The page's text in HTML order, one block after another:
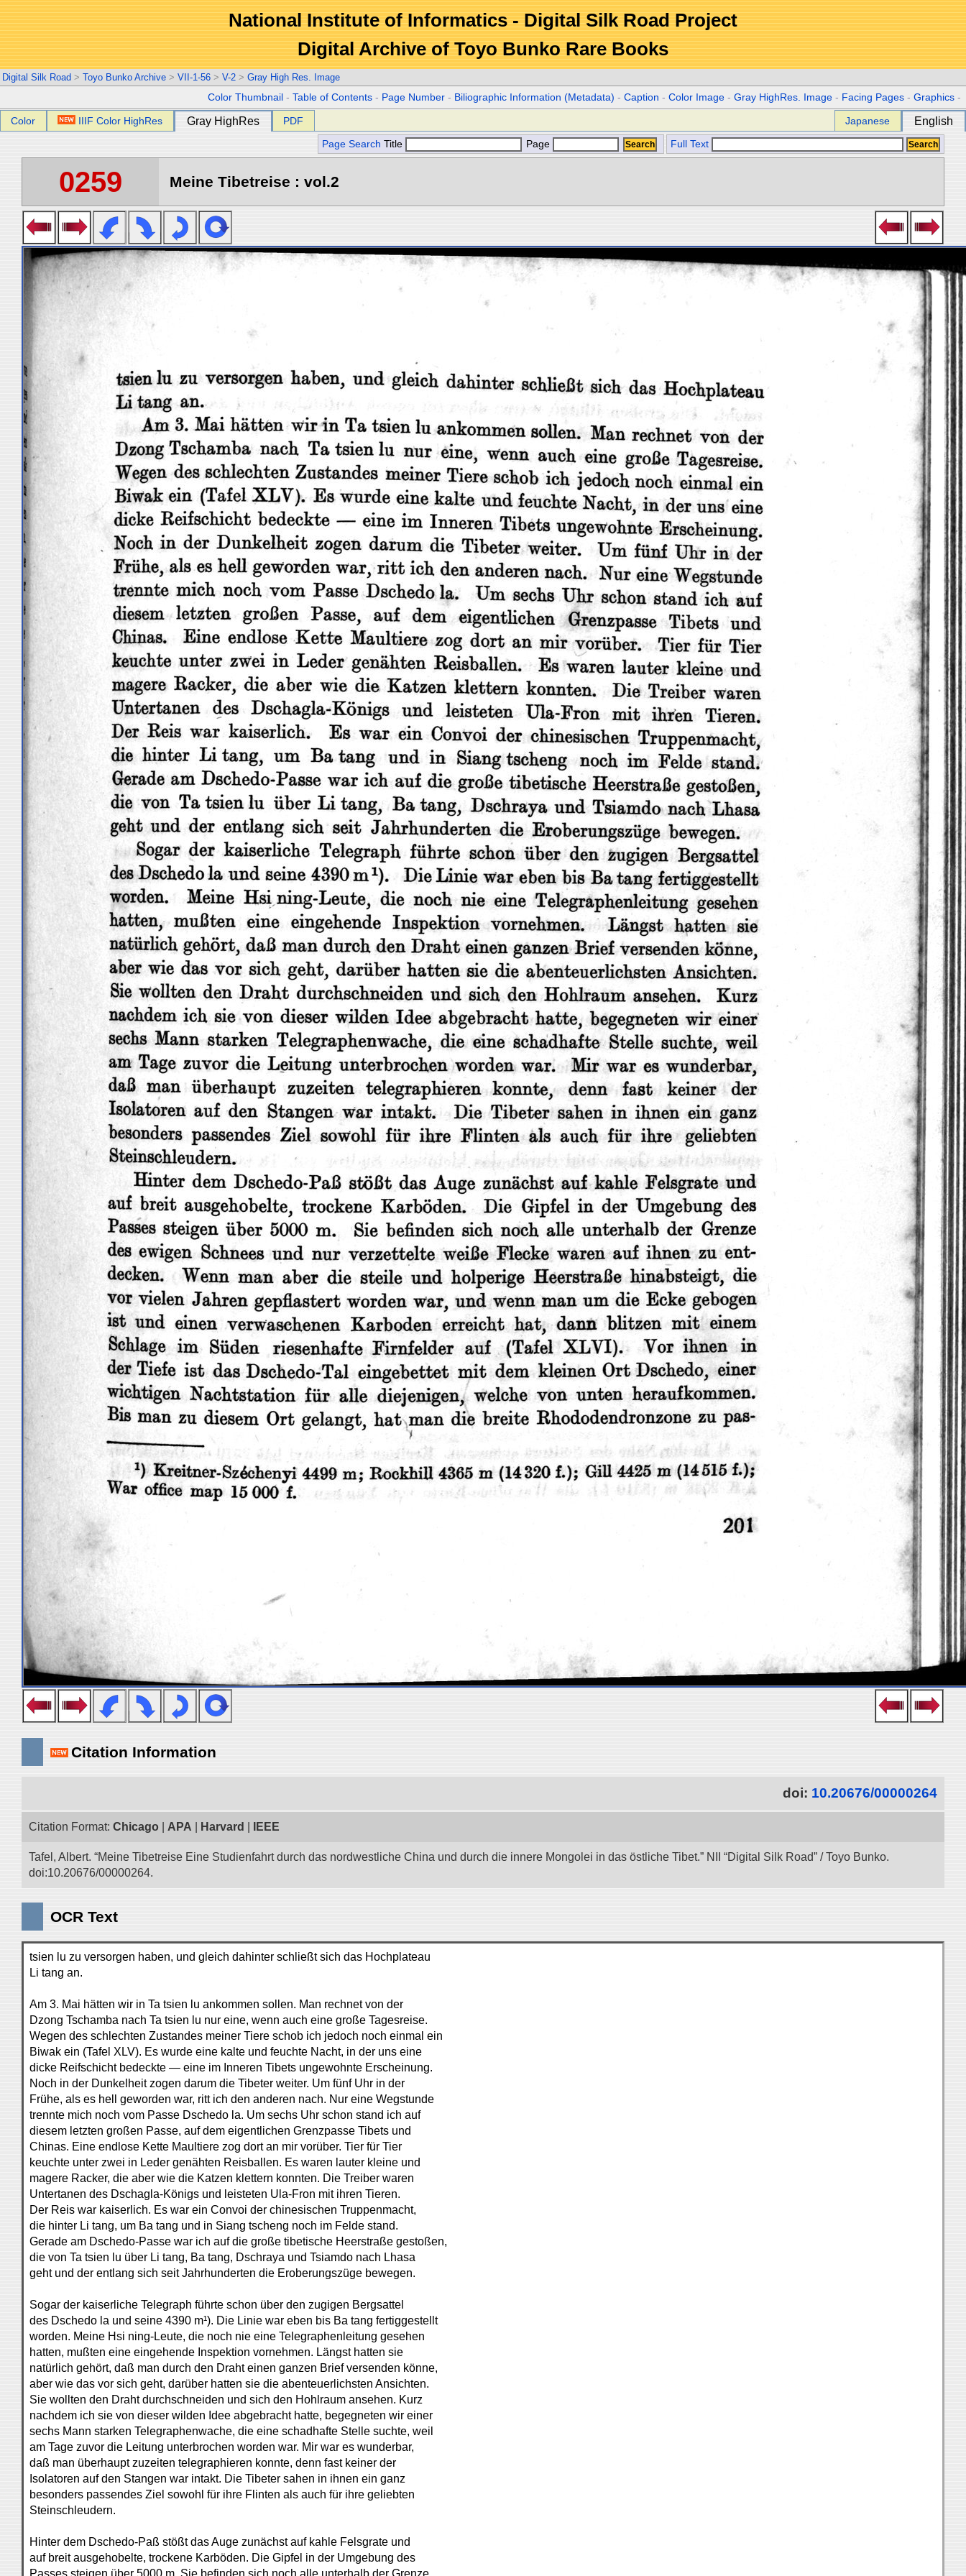
National Institute of Informatics - Digital Silk Road Project
Digital Archive of Toyo Bunko Rare Books
Digital Silk Road > Toyo Bunko Archive > VII-1-56 > V-2 > Gray High Res. Image
Color Thumbnail -Table of Contents - Page Number - Biliographic Information (Metadata) -Caption -Color Image -Gray HighRes. Image - Facing Pages -Graphics -
Color IIIF Color HighRes Gray HighRes PDF Japanese English
Page Search Title Page Full Text
0259 Meine Tibetreise : vol.2
Citation Information
doi: 10.20676/00000264
Citation Format: Chicago APA Harvard IEEE
Tafel, Albert. “Meine Tibetreise Eine Studienfahrt durch das nordwestliche China und durch die innere Mongolei in das östliche Tibet.” NII “Digital Silk Road” / Toyo Bunko.
doi:10.20676/00000264.
OCR Text
tsien lu zu versorgen haben, und gleich dahinter schließt sich das Hochplateau
Li tang an.
Am 3. Mai hätten wir in Ta tsien lu ankommen sollen. Man rechnet von der
Dzong Tschamba nach Ta tsien lu nur eine, wenn auch eine große Tagesreise.
Wegen des schlechten Zustandes meiner Tiere schob ich jedoch noch einmal ein
Biwak ein (Tafel XLV). Es wurde eine kalte und feuchte Nacht, in der uns eine
dicke Reifschicht bedeckte — eine im Inneren Tibets ungewohnte Erscheinung.
Noch in der Dunkelheit zogen darum die Tibeter weiter. Um fünf Uhr in der
Frühe, als es hell geworden war, ritt ich den anderen nach. Nur eine Wegstunde
trennte mich noch vom Passe Dschedo la. Um sechs Uhr schon stand ich auf
diesem letzten großen Passe, auf dem eigentlichen Grenzpasse Tibets und
Chinas. Eine endlose Kette Maultiere zog dort an mir vorüber. Tier für Tier
keuchte unter zwei in Leder genähten Reisballen. Es waren lauter kleine und
magere Racker, die aber wie die Katzen klettern konnten. Die Treiber waren
Untertanen des Dschagla-Königs und leisteten Ula-Fron mit ihren Tieren.
Der Reis war kaiserlich. Es war ein Convoi der chinesischen Truppenmacht,
die hinter Li tang, um Ba tang und in Siang tscheng noch im Felde stand.
Gerade am Dschedo-Passe war ich auf die große tibetische Heerstraße gestoßen,
die von Ta tsien lu über Li tang, Ba tang, Dschraya und Tsiamdo nach Lhasa
geht und der entlang sich seit Jahrhunderten die Eroberungszüge bewegen.
Sogar der kaiserliche Telegraph führte schon über den zugigen Bergsattel
des Dschedo la und seine 4390 m¹). Die Linie war eben bis Ba tang fertiggestellt
worden. Meine Hsi ning-Leute, die noch nie eine Telegraphenleitung gesehen
hatten, mußten eine eingehende Inspektion vornehmen. Längst hatten sie
natürlich gehört, daß man durch den Draht einen ganzen Brief versenden könne,
aber wie das vor sich geht, darüber hatten sie die abenteuerlichsten Ansichten.
Sie wollten den Draht durchschneiden und sich den Hohlraum ansehen. Kurz
nachdem ich sie von dieser wilden Idee abgebracht hatte, begegneten wir einer
sechs Mann starken Telegraphenwache, die eine schadhafte Stelle suchte, weil
am Tage zuvor die Leitung unterbrochen worden war. Mir war es wunderbar,
daß man überhaupt zuzeiten telegraphieren konnte, denn fast keiner der
Isolatoren auf den Stangen war intakt. Die Tibeter sahen in ihnen ein ganz
besonders passendes Ziel sowohl für ihre Flinten als auch für ihre geliebten
Steinschleudern.
Hinter dem Dschedo-Paß stößt das Auge zunächst auf kahle Felsgrate und
auf breit ausgehobelte, trockene Karböden. Die Gipfel in der Umgebung des
Passes steigen über 5000 m. Sie befinden sich noch alle unterhalb der Grenze